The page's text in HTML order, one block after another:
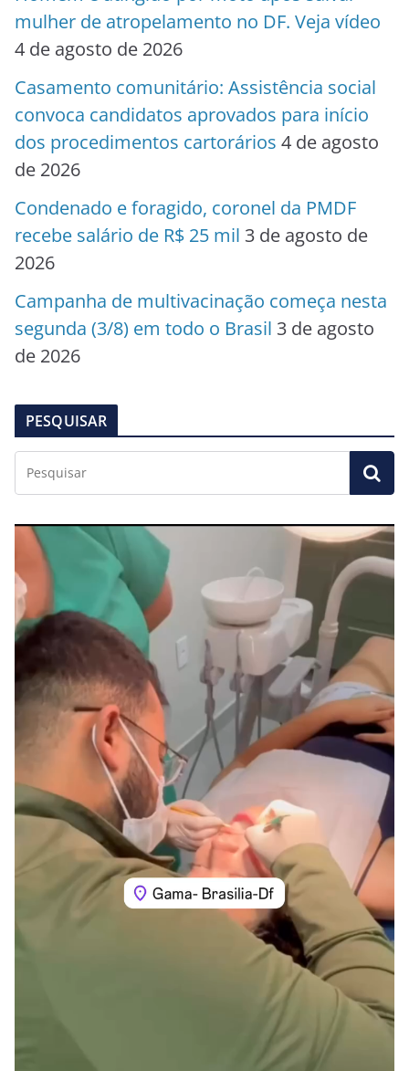
mulher de atropelamento no DF. Veja vídeo
4 de agosto de 2026
Casamento comunitário: Assistência social
convoca candidatos aprovados para início
dos procedimentos cartorários 4 de agosto
de 2026
Condenado e foragido, coronel da PMDF
recebe salário de R$ 25 mil 3 de agosto de
2026
Campanha de multivacinação começa nesta
segunda (3/8) em todo o Brasil 3 de agosto
de 2026
PESQUISAR